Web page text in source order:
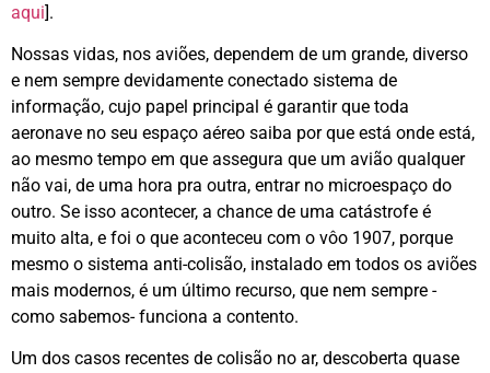
aqui].
Nossas vidas, nos aviões, dependem de um grande, diverso
e nem sempre devidamente conectado sistema de
informação, cujo papel principal é garantir que toda
aeronave no seu espaço aéreo saiba por que está onde está,
ao mesmo tempo em que assegura que um avião qualquer
não vai, de uma hora pra outra, entrar no microespaço do
outro. Se isso acontecer, a chance de uma catástrofe é
muito alta, e foi o que aconteceu com o vôo 1907, porque
mesmo o sistema anti-colisão, instalado em todos os aviões
mais modernos, é um último recurso, que nem sempre -
como sabemos- funciona a contento.
Um dos casos recentes de colisão no ar, descoberta quase